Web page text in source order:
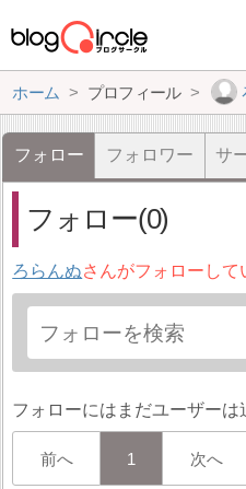
ホーム プロフィール
フォロー フォロワー サ
フォロー(0)
ろらんぬさんがフォローして
フォローにはまだユーザーは
前へ 1 次へ